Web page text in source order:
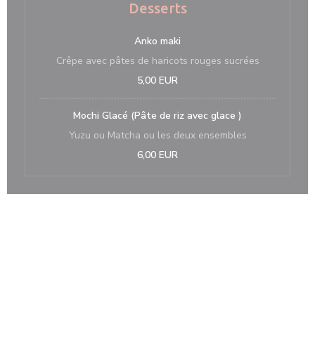
Desserts
Anko maki
Crêpe avec pâtes de haricots rouges sucrées
5,00 EUR
Mochi Glacé (Pâte de riz avec glace )
Yuzu ou Matcha ou les deux ensembles
6,00 EUR